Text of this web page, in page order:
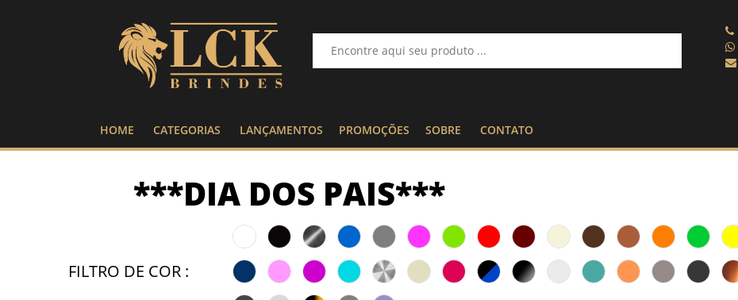
HOME CATEGORIAS LANÇAMENTOS PROMOÇÕES SOBRE CONTATO
***DIA DOS PAIS***
FILTRO DE COR :